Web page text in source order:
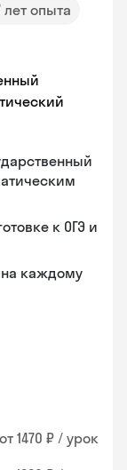
лет опыта
к ОГЭ и
каждому
от 1470 ₽ / урок